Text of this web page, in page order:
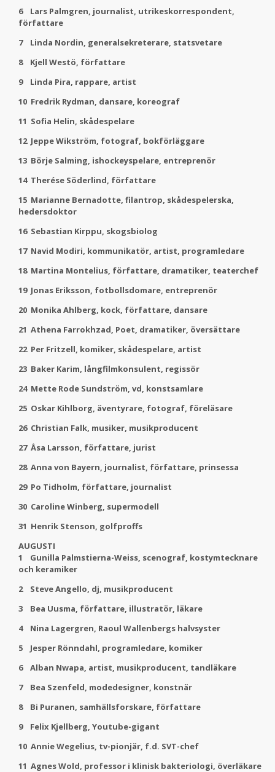
6 Lars Palmgren, journalist, utrikeskorrespondent,
författare
7 Linda Nordin, generalsekreterare, statsvetare
8 Kjell Westö, författare
9 Linda Pira, rappare, artist
10 Fredrik Rydman, dansare, koreograf
11 Sofia Helin, skådespelare
12 Jeppe Wikström, fotograf, bokförläggare
13 Börje Salming, ishockeyspelare, entreprenör
14 Therése Söderlind, författare
15 Marianne Bernadotte, filantrop, skådespelerska,
hedersdoktor
16 Sebastian Kirppu, skogsbiolog
17 Navid Modiri, kommunikatör, artist, programledare
18 Martina Montelius, författare, dramatiker, teaterchef
19 Jonas Eriksson, fotbollsdomare, entreprenör
20 Monika Ahlberg, kock, författare, dansare
21 Athena Farrokhzad, Poet, dramatiker, översättare
22 Per Fritzell, komiker, skådespelare, artist
23 Baker Karim, långfilmkonsulent, regissör
24 Mette Rode Sundström, vd, konstsamlare
25 Oskar Kihlborg, äventyrare, fotograf, föreläsare
26 Christian Falk, musiker, musikproducent
27 Åsa Larsson, författare, jurist
28 Anna von Bayern, journalist, författare, prinsessa
29 Po Tidholm, författare, journalist
30 Caroline Winberg, supermodell
31 Henrik Stenson, golfproffs
AUGUSTI
1 Gunilla Palmstierna-Weiss, scenograf, kostymtecknare
och keramiker
2 Steve Angello, dj, musikproducent
3 Bea Uusma, författare, illustratör, läkare
4 Nina Lagergren, Raoul Wallenbergs halvsyster
5 Jesper Rönndahl, programledare, komiker
6 Alban Nwapa, artist, musikproducent, tandläkare
7 Bea Szenfeld, modedesigner, konstnär
8 Bi Puranen, samhällsforskare, författare
9 Felix Kjellberg, Youtube-gigant
10 Annie Wegelius, tv-pionjär, f.d. SVT-chef
11 Agnes Wold, professor i klinisk bakteriologi, överläkare